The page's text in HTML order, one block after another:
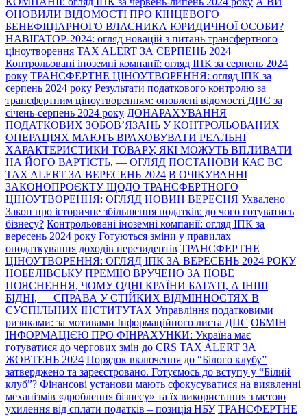
ОНОВИЛИ ВІДОМОСТІ ПРО КІНЦЕВОГО
БЕНЕФІЦІАРНОГО ВЛАСНИКА ЮРИДИЧНОЇ ОСОБИ?
НАВІГАТОР-2024: огляд новацій з питань трансфертного
ціноутворення TAX ALERT ЗА СЕРПЕНЬ 2024
Контрольовані іноземні компанії: огляд ІПК за серпень 2024
року ТРАНСФЕРТНЕ ЦІНОУТВОРЕННЯ: огляд ІПК за
серпень 2024 року Результати податкового контролю за
трансфертним ціноутворенням: оновлені відомості ДПС за
січень-серпень 2024 року ДОНАРАХУВАННЯ
ПОДАТКОВИХ ЗОБОВ’ЯЗАНЬ У КОНТРОЛЬОВАНИХ
ОПЕРАЦІЯХ МАЮТЬ ВРАХОВУВАТИ РЕАЛЬНІ
ХАРАКТЕРИСТИКИ ТОВАРУ, ЯКІ МОЖУТЬ ВПЛИВАТИ
НА ЙОГО ВАРТІСТЬ, — ОГЛЯД ПОСТАНОВИ КАС ВС
TAX ALERT ЗА ВЕРЕСЕНЬ 2024 В ОЧІКУВАННІ
ЗАКОНОПРОЄКТУ ЩОДО ТРАНСФЕРТНОГО
ЦІНОУТВОРЕННЯ: ОГЛЯД НОВИН ВЕРЕСНЯ Ухвалено
Закон про історичне збільшення податків: до чого готуватись
бізнесу? Контрольовані іноземні компанії: огляд ІПК за
вересень 2024 року Готуються зміни у правилах
оподаткування доходів нерезидентів ТРАНСФЕРТНЕ
ЦІНОУТВОРЕННЯ: ОГЛЯД ІПК ЗА ВЕРЕСЕНЬ 2024 РОКУ
НОБЕЛІВСЬКУ ПРЕМІЮ ВРУЧЕНО ЗА НОВЕ
ПОЯСНЕННЯ, ЧОМУ ОДНІ КРАЇНИ БАГАТІ, А ІНШІ
БІДНІ, — СПРАВА У СТІЙКИХ ВІДМІННОСТЯХ В
СУСПІЛЬНИХ ІНСТИТУТАХ Управління податковими
ризиками: за мотивами Інформаційного листа ДПС ОБМІН
ІНФОРМАЦІЄЮ ПРО ФІНРАХУНКИ: Україна має
готуватися до чергових змін до CRS TAX ALERT ЗА
ЖОВТЕНЬ 2024 Порядок включення до “Білого клубу”
затверджено та зареєстровано. Готуємось до вступу у “Білий
клуб”? Фінансові установи мають сфокусуватися на виявленні
механізмів «дроблення бізнесу» та їх використання з метою
ухилення від сплати податків – позиція НБУ ТРАНСФЕРТНЕ